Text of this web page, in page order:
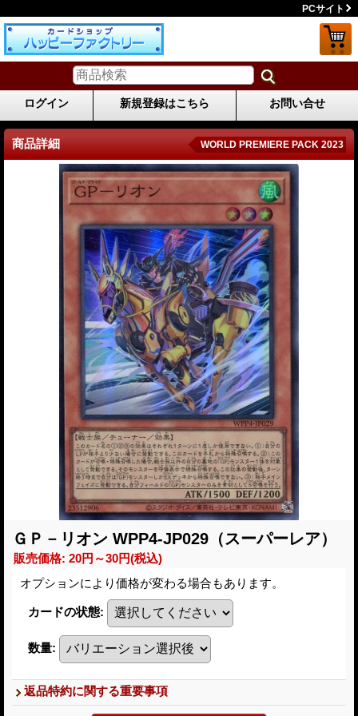
PCサイト
ログイン 新規登録はこちら お問い合せ
商品詳細 WORLD PREMIERE PACK 2023
ＧＰ－リオン WPP4-JP029（スーパーレア）
販売価格: 20円～30円(税込)
オプションにより価格が変わる場合もあります。
カードの状態:
数量:
返品特約に関する重要事項